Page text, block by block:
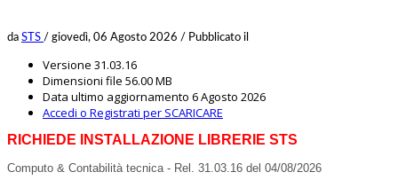
da STS / giovedì, 06 Agosto 2026 / Pubblicato il
Versione 31.03.16
Dimensioni file 56.00 MB
Data ultimo aggiornamento 6 Agosto 2026
Accedi o Registrati per SCARICARE
RICHIEDE INSTALLAZIONE LIBRERIE STS
Computo & Contabilità tecnica - Rel. 31.03.16 del 04/08/2026